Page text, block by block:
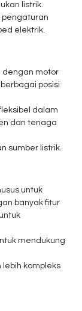
listrik.
pengaturan
elektrik.
dengan motor
posisi
dalam
dan tenaga
sumber listrik.
untuk
banyak fitur
mendukung
lebih kompleks